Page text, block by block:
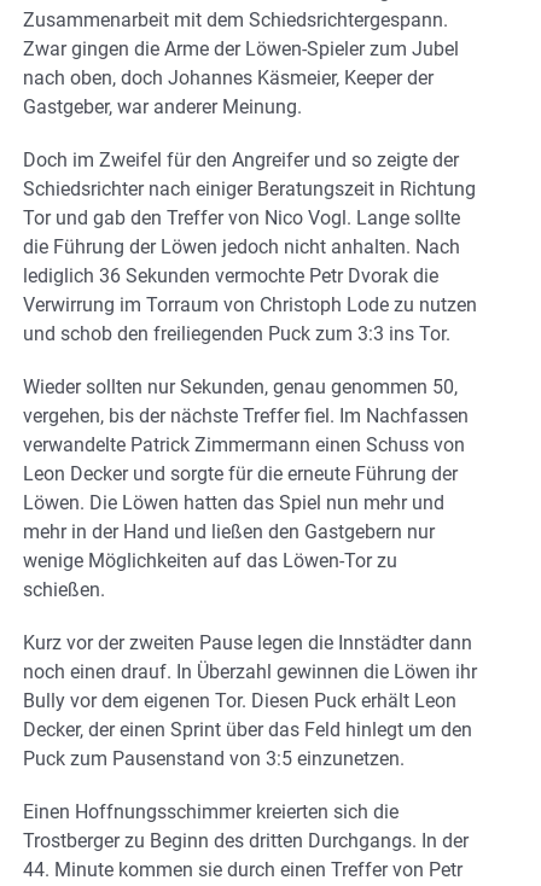
Zusammenarbeit mit dem Schiedsrichtergespann.
Zwar gingen die Arme der Löwen-Spieler zum Jubel
nach oben, doch Johannes Käsmeier, Keeper der
Gastgeber, war anderer Meinung.
Doch im Zweifel für den Angreifer und so zeigte der
Schiedsrichter nach einiger Beratungszeit in Richtung
Tor und gab den Treffer von Nico Vogl. Lange sollte
die Führung der Löwen jedoch nicht anhalten. Nach
lediglich 36 Sekunden vermochte Petr Dvorak die
Verwirrung im Torraum von Christoph Lode zu nutzen
und schob den freiliegenden Puck zum 3:3 ins Tor.
Wieder sollten nur Sekunden, genau genommen 50,
vergehen, bis der nächste Treffer fiel. Im Nachfassen
verwandelte Patrick Zimmermann einen Schuss von
Leon Decker und sorgte für die erneute Führung der
Löwen. Die Löwen hatten das Spiel nun mehr und
mehr in der Hand und ließen den Gastgebern nur
wenige Möglichkeiten auf das Löwen-Tor zu
schießen.
Kurz vor der zweiten Pause legen die Innstädter dann
noch einen drauf. In Überzahl gewinnen die Löwen ihr
Bully vor dem eigenen Tor. Diesen Puck erhält Leon
Decker, der einen Sprint über das Feld hinlegt um den
Puck zum Pausenstand von 3:5 einzunetzen.
Einen Hoffnungsschimmer kreierten sich die
Trostberger zu Beginn des dritten Durchgangs. In der
44. Minute kommen sie durch einen Treffer von Petr